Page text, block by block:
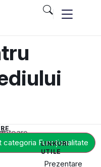
categoria Funcționalitate
LINKURI
UTILE
Prezentare